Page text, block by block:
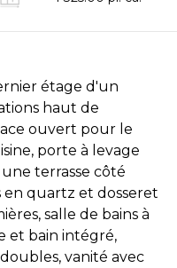
étage d'un
haut de
ouvert pour le
porte à levage
terrasse côté
en quartz et dosseret
salle de bains à
et bain intégré,
vanité avec